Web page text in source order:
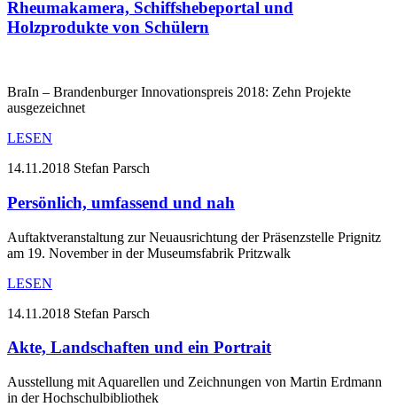
Rheumakamera, Schiffshebeportal und
Holzprodukte von Schülern
BraIn – Brandenburger Innovationspreis 2018: Zehn Projekte
ausgezeichnet
LESEN
14.11.2018 Stefan Parsch
Persönlich, umfassend und nah
Auftaktveranstaltung zur Neuausrichtung der Präsenzstelle Prignitz
am 19. November in der Museumsfabrik Pritzwalk
LESEN
14.11.2018 Stefan Parsch
Akte, Landschaften und ein Portrait
Ausstellung mit Aquarellen und Zeichnungen von Martin Erdmann
in der Hochschulbibliothek